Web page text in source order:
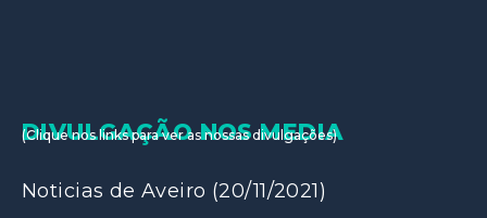
DIVULGAÇÃO NOS MEDIA
(Clique nos links para ver as nossas divulgações)
Noticias de Aveiro (20/11/2021)